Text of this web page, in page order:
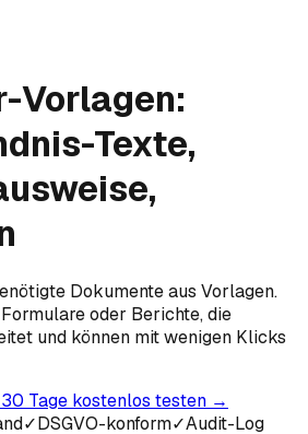
Vorlagen:
Texte,
Dokumente aus Vorlagen.
oder Berichte, die
und können mit wenigen Klicks
30 Tage kostenlos testen →
✓DSGVO-konform✓Audit-Log